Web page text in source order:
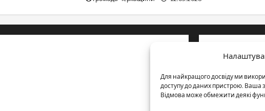
Для найкращого досвіду ми
доступу до даних пристрою. Ваша
Відмова може обмежити деякі
— черговий журналіст
Принципи
Політика